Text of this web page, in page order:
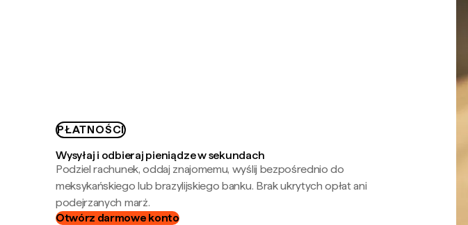
PŁATNOŚCI
Wysyłaj i odbieraj pieniądze w sekundach
Podziel rachunek, oddaj znajomemu, wyślij bezpośrednio do
meksykańskiego lub brazylijskiego banku. Brak ukrytych opłat ani
podejrzanych marż.
Otwórz darmowe konto